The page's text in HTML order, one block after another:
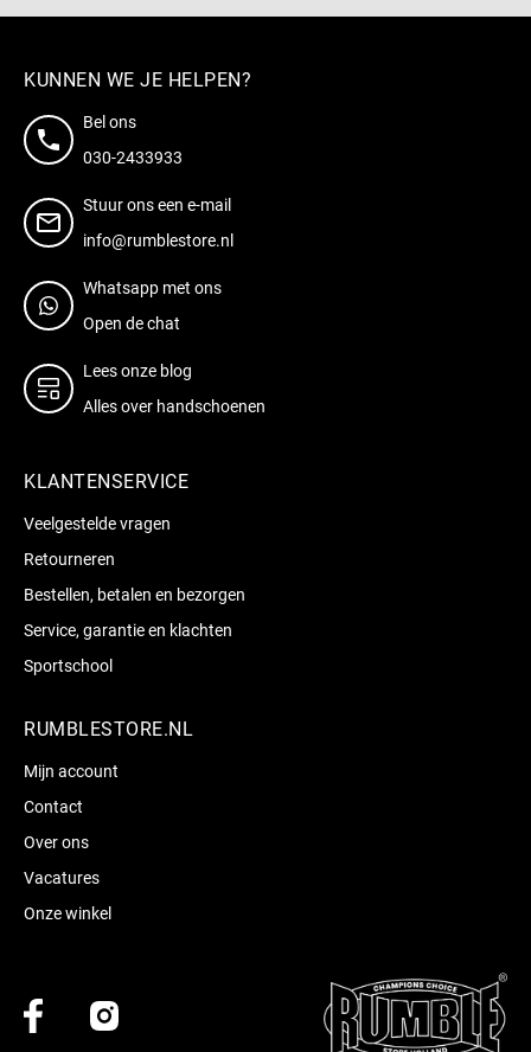
KUNNEN WE JE HELPEN?
Bel ons
030-2433933
Stuur ons een e-mail
info@rumblestore.nl
Whatsapp met ons
Open de chat
Lees onze blog
Alles over handschoenen
KLANTENSERVICE
Veelgestelde vragen
Retourneren
Bestellen, betalen en bezorgen
Service, garantie en klachten
Sportschool
RUMBLESTORE.NL
Mijn account
Contact
Over ons
Vacatures
Onze winkel